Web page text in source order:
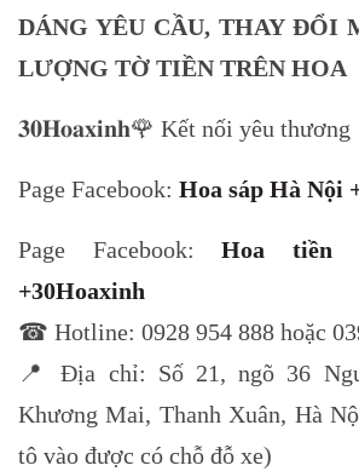
DÁNG YÊU CẦU, THAY ĐỔI
LƯỢNG TỜ TIỀN TRÊN HOA
𝟑𝟎𝐇𝐨𝐚𝐱𝐢𝐧𝐡🌹 Kết nối yêu thương
Page Facebook: Hoa sáp Hà Nội
Page Facebook: Hoa tiền
+30Hoaxinh
☎ Hotline: 0928 954 888 hoặc
📍 Địa chỉ: Số 21, ngõ 36
Khương Mai, Thanh Xuân, Hà
tô vào được có chỗ đỗ xe)